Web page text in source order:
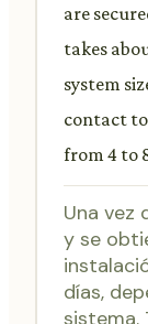
are
takes
system
contact
from 4 to
Una vez
y se
días,
sistema.